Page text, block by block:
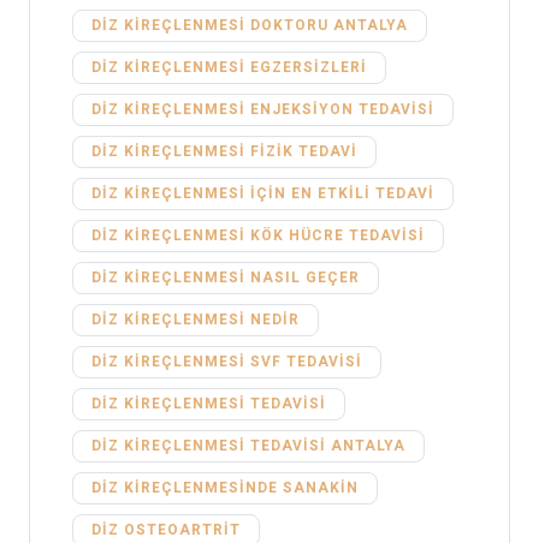
DIZ KIREÇLENMESI DOKTORU ANTALYA
DIZ KIREÇLENMESI EGZERSIZLERI
DIZ KIREÇLENMESI ENJEKSIYON TEDAVISI
DIZ KIREÇLENMESI FIZIK TEDAVI
DIZ KIREÇLENMESI IÇIN EN ETKILI TEDAVI
DIZ KIREÇLENMESI KÖK HÜCRE TEDAVISI
DIZ KIREÇLENMESI NASIL GEÇER
DIZ KIREÇLENMESI NEDIR
DIZ KIREÇLENMESI SVF TEDAVISI
DIZ KIREÇLENMESI TEDAVISI
DIZ KIREÇLENMESI TEDAVISI ANTALYA
DIZ KIREÇLENMESINDE SANAKIN
DIZ OSTEOARTRIT